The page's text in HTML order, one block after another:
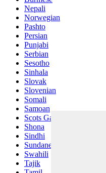
Nepali
Norwegian
Pashto
Persian
Punjabi
Serbian
Sesotho
Sinhala
Slovak
Slovenian
Somali
Samoan
Scots Gaelic
Shona
Sindhi
Sundanese
Swahili
Tajik